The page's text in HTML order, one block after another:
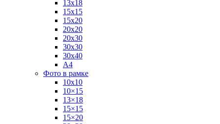
13х18
15х15
15х20
20х20
20х30
30х30
30х40
А4
Фото в рамке
10х10
10×15
13×18
15×15
15×20